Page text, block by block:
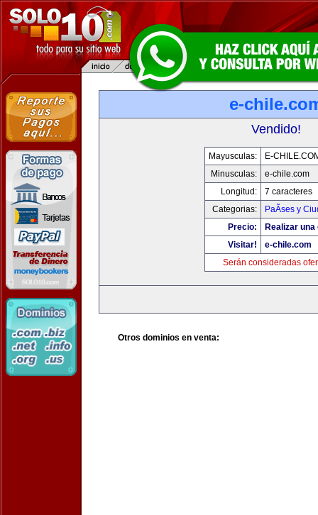
e-
Vendido!
Mayusculas:
E-
Minusculas:
e-chile.com
Longitud:
7 caracteres
Categorias:
PaÃ­ses y
Precio:
Realizar
Visitar!
e-chile.com
Serán consideradas
Otros dominios en venta: